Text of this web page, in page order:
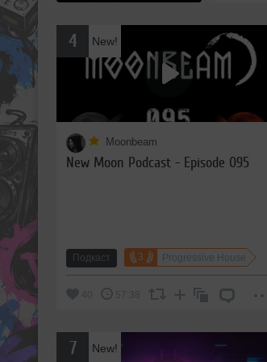
4 New!
Moonbeam
New Moon Podcast - Episode 095
Подкаст 3 Progressive House
57:38
7 New!